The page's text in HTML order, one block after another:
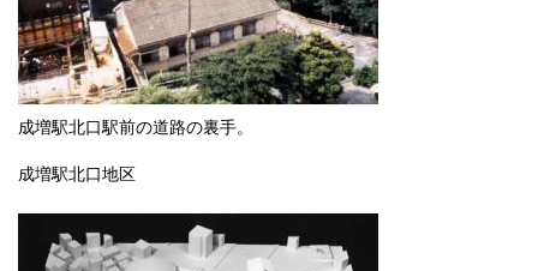
成増駅北口駅前の道路の裏手。
成増駅北口地区